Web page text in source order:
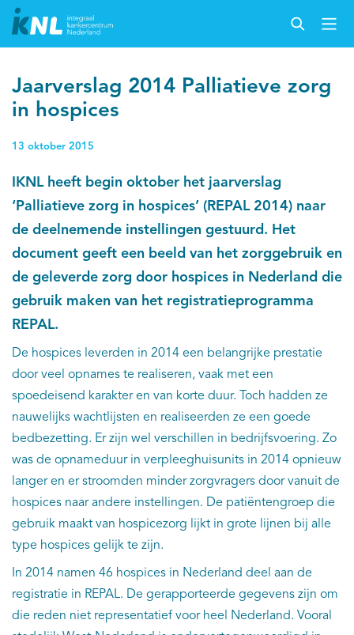
Jaarverslag 2014 Palliatieve zorg
in hospices
13 oktober 2015
IKNL heeft begin oktober het jaarverslag
‘Palliatieve zorg in hospices’ (REPAL 2014) naar
de deelnemende instellingen gestuurd. Het
document geeft een beeld van het zorggebruik en
de geleverde zorg door hospices in Nederland die
gebruik maken van het registratieprogramma
REPAL.
De hospices leverden in 2014 een belangrijke prestatie
door veel opnames te realiseren, vaak met een
spoedeisend karakter en van korte duur. Toch hadden ze
nauwelijks wachtlijsten en realiseerden ze een goede
bedbezetting. Er zijn wel verschillen in bedrijfsvoering. Zo
was de opnameduur in verpleeghuisunits in 2014 opnieuw
langer en er stroomden minder zorgvragers door vanuit de
hospices naar andere instellingen. De patiëntengroep die
gebruik maakt van hospicezorg lijkt in grote lijnen bij alle
type hospices gelijk te zijn.
In 2014 namen 46 hospices in Nederland deel aan de
registratie in REPAL. De gerapporteerde gegevens zijn om
die reden niet representatief voor heel Nederland. Vooral